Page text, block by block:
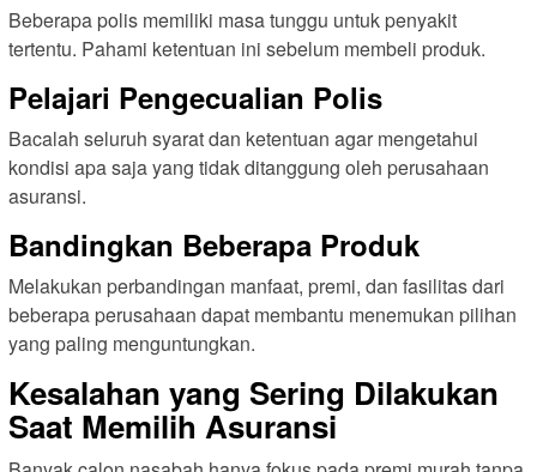
Beberapa polis memiliki masa tunggu untuk penyakit
tertentu. Pahami ketentuan ini sebelum membeli produk.
Pelajari Pengecualian Polis
Bacalah seluruh syarat dan ketentuan agar mengetahui
kondisi apa saja yang tidak ditanggung oleh perusahaan
asuransi.
Bandingkan Beberapa Produk
Melakukan perbandingan manfaat, premi, dan fasilitas dari
beberapa perusahaan dapat membantu menemukan pilihan
yang paling menguntungkan.
Kesalahan yang Sering Dilakukan
Saat Memilih Asuransi